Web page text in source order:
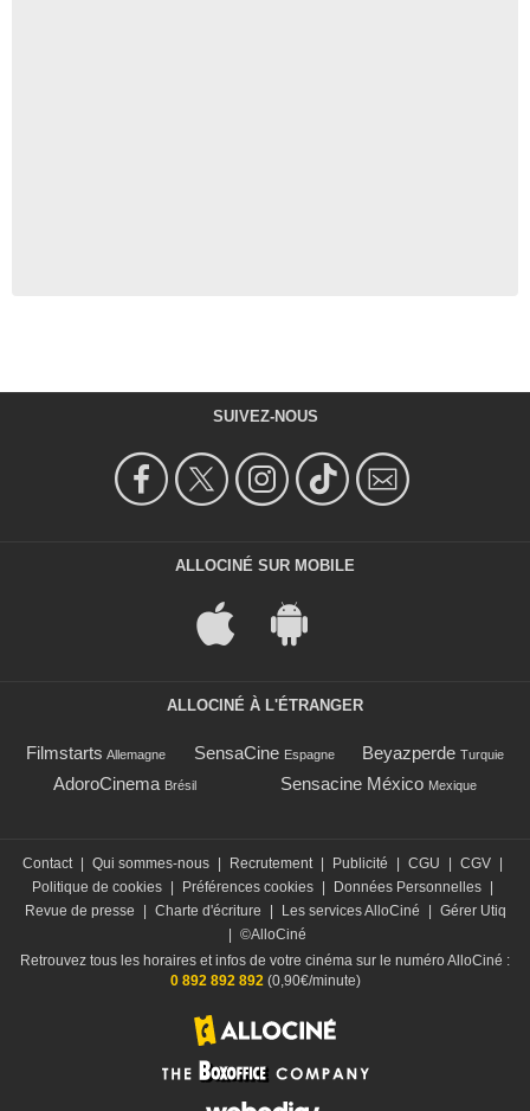
SUIVEZ-NOUS
ALLOCINÉ SUR MOBILE
ALLOCINÉ À L'ÉTRANGER
Filmstarts Allemagne SensaCine Espagne Beyazperde Turquie
AdoroCinema Brésil Sensacine México Mexique
Contact Qui sommes-nous Recrutement Publicité CGU CGV
Politique de cookies
Préférences cookies Données Personnelles
Revue de presse
Charte d'écriture Les services AlloCiné
Gérer Utiq
©AlloCiné
Retrouvez tous les horaires et infos de votre cinéma sur le numéro AlloCiné :
0 892 892 892(0,90€/minute)